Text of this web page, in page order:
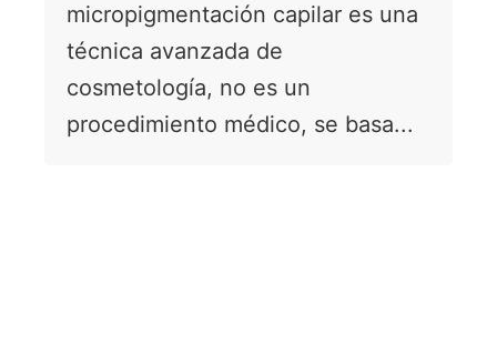
micropigmentación capilar es una
técnica avanzada de
cosmetología, no es un
procedimiento médico, se basa...